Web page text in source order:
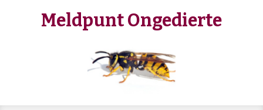
Meldpunt Ongedierte